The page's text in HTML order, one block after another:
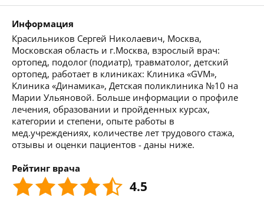
Информация
Красильников Сергей Николаевич, Москва,
Московская область и г.Москва, взрослый врач:
ортопед, подолог (подиатр), травматолог, детский
ортопед, работает в клиниках: Клиника «GVM»,
Клиника «Динамика», Детская поликлиника №10 на
Марии Ульяновой. Больше информации о профиле
лечения, образовании и пройденных курсах,
категории и степени, опыте работы в
мед.учреждениях, количестве лет трудового стажа,
отзывы и оценки пациентов - даны ниже.
Рейтинг врача
4.5